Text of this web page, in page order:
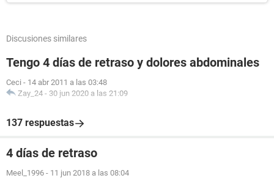
Discusiones similares
Tengo 4 días de retraso y dolores abdominales
Ceci - 14 abr 2011 a las 03:48
Zay_24 - 30 jun 2020 a las 21:09
137 respuestas
4 días de retraso
Meel_1996 - 11 jun 2018 a las 08:04